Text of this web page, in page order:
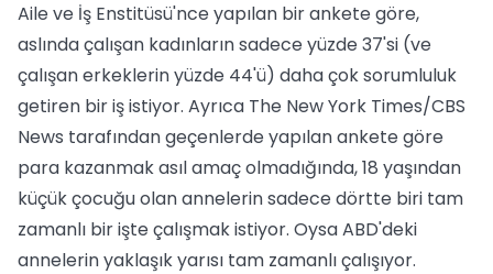
Aile ve İş Enstitüsü'nce yapılan bir ankete göre,
aslında çalışan kadınların sadece yüzde 37'si (ve
çalışan erkeklerin yüzde 44'ü) daha çok sorumluluk
getiren bir iş istiyor. Ayrıca The New York Times/CBS
News tarafından geçenlerde yapılan ankete göre
para kazanmak asıl amaç olmadığında, 18 yaşından
küçük çocuğu olan annelerin sadece dörtte biri tam
zamanlı bir işte çalışmak istiyor. Oysa ABD'deki
annelerin yaklaşık yarısı tam zamanlı çalışıyor.